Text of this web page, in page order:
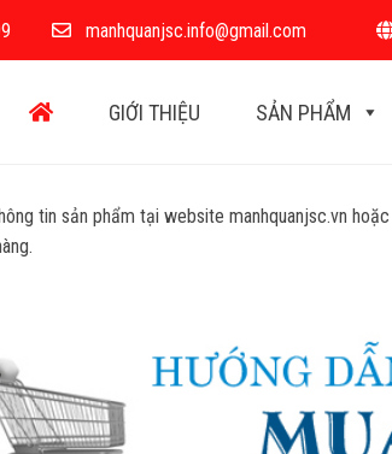
manhquanjsc.info@gmail.com
GIỚI THIỆU SẢN PHẨM
tin sản phẩm tại website manhquanjsc.vn